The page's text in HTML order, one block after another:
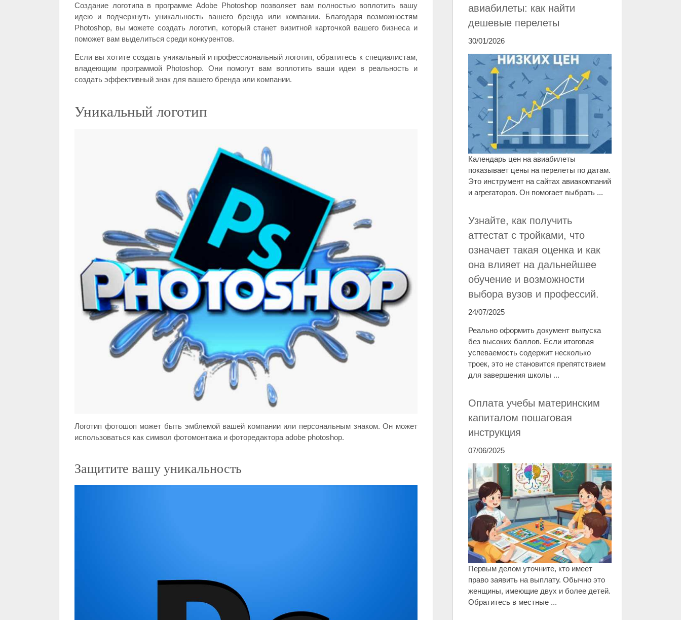
Создание логотипа в программе Adobe Photoshop позволяет вам полностью воплотить вашу
идею и подчеркнуть уникальность вашего бренда или компании. Благодаря возможностям
Photoshop, вы можете создать логотип, который станет визитной карточкой вашего бизнеса и
поможет вам выделиться среди конкурентов.
Если вы хотите создать уникальный и профессиональный логотип, обратитесь к специалистам,
владеющим программой Photoshop. Они помогут вам воплотить ваши идеи в реальность и
создать эффективный знак для вашего бренда или компании.
Уникальный логотип
Логотип фотошоп может быть эмблемой вашей компании или персональным знаком. Он может
использоваться как символ фотомонтажа и фоторедактора adobe photoshop.
Защитите вашу уникальность
авиабилеты: как найти
дешевые перелеты
30/01/2026
Календарь цен на авиабилеты
показывает цены на перелеты по датам.
Это инструмент на сайтах авиакомпаний
и агрегаторов. Он помогает выбрать ...
Узнайте, как получить
аттестат с тройками, что
означает такая оценка и как
она влияет на дальнейшее
обучение и возможности
выбора вузов и профессий.
24/07/2025
Реально оформить документ выпуска
без высоких баллов. Если итоговая
успеваемость содержит несколько
троек, это не становится препятствием
для завершения школы ...
Оплата учебы материнским
капиталом пошаговая
инструкция
07/06/2025
Первым делом уточните, кто имеет
право заявить на выплату. Обычно это
женщины, имеющие двух и более детей.
Обратитесь в местные ...